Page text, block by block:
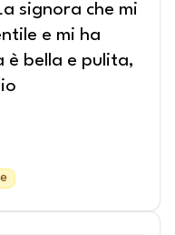
signora che mi
e mi ha
bella e pulita,